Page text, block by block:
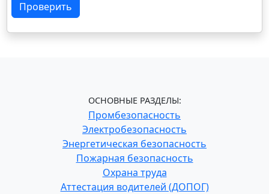
Проверить
ОСНОВНЫЕ РАЗДЕЛЫ:
Промбезопасность
Электробезопасность
Энергетическая безопасность
Пожарная безопасность
Охрана труда
Аттестация водителей (ДОПОГ)